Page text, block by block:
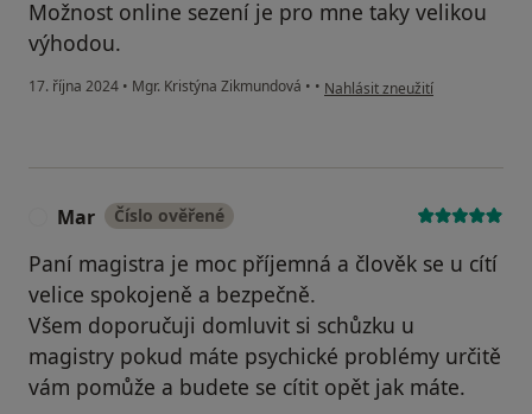
Možnost online sezení je pro mne taky velikou
výhodou.
17. října 2024 • Mgr. Kristýna Zikmundová • • podle názoru uživatele
Nahlásit zneužití
Mar Číslo ověřené
Paní magistra je moc příjemná a člověk se u cítí
velice spokojeně a bezpečně.
Všem doporučuji domluvit si schůzku u
magistry pokud máte psychické problémy určitě
vám pomůže a budete se cítit opět jak máte.